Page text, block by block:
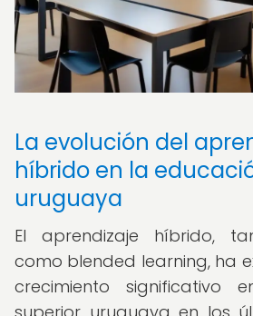
La evolución del
híbrido en la
uruguaya
El aprendizaje híbrido,
como blended learning, ha
crecimiento significativo